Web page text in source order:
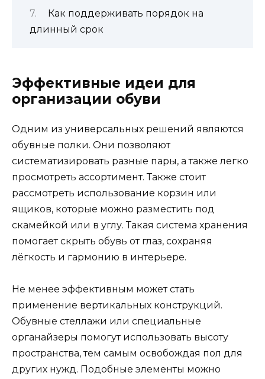
Как поддерживать порядок на
длинный срок
Эффективные идеи для
организации обуви
Одним из универсальных решений являются
обувные полки. Они позволяют
систематизировать разные пары, а также легко
просмотреть ассортимент. Также стоит
рассмотреть использование корзин или
ящиков, которые можно разместить под
скамейкой или в углу. Такая система хранения
помогает скрыть обувь от глаз, сохраняя
лёгкость и гармонию в интерьере.
Не менее эффективным может стать
применение вертикальных конструкций.
Обувные стеллажи или специальные
органайзеры помогут использовать высоту
пространства, тем самым освобождая пол для
других нужд. Подобные элементы можно